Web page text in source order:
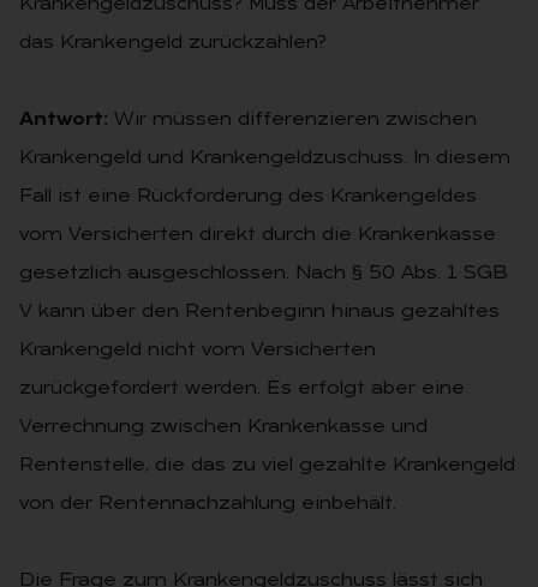
Krankengeldzuschuss? Muss der Arbeitnehmer
das Krankengeld zurückzahlen?
Antwort: Wir müssen differenzieren zwischen
Krankengeld und Krankengeldzuschuss. In diesem
Fall ist eine Rückforderung des Krankengeldes
vom Versicherten direkt durch die Krankenkasse
gesetzlich ausgeschlossen. Nach § 50 Abs. 1 SGB
V kann über den Rentenbeginn hinaus gezahltes
Krankengeld nicht vom Versicherten
zurückgefordert werden. Es erfolgt aber eine
Verrechnung zwischen Krankenkasse und
Rentenstelle, die das zu viel gezahlte Krankengeld
von der Rentennachzahlung einbehält.
Die Frage zum Krankengeldzuschuss lässt sich